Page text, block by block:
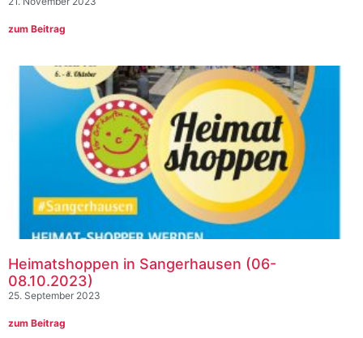
zum Beitrag
Heimatshoppen in Sangerhausen (06-
08.10.2023)
25. September 2023
zum Beitrag